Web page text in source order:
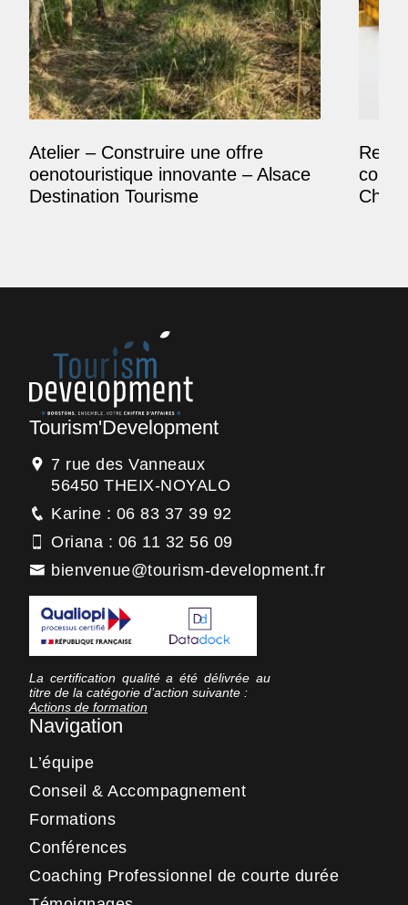
Atelier – Construire une offre
oenotouristique innovante – Alsace
Destination Tourisme
Tourism'Development
7 rue des Vanneaux
56450 THEIX-NOYALO
Karine : 06 83 37 39 92
Oriana : 06 11 32 56 09
bienvenue@tourism-development.fr
La certification qualité a été délivrée au
titre de la catégorie d’action suivante :
Actions de formation
Navigation
L’équipe
Conseil & Accompagnement
Formations
Conférences
Coaching Professionnel de courte durée